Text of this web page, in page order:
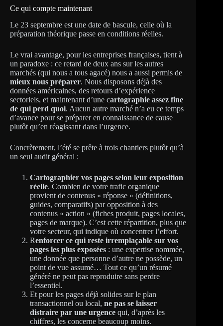
Ce qui compte maintenant
Le 23 septembre est une date de bascule, celle où la
préparation théorique passe en conditions réelles.
Le vrai avantage, pour les entreprises françaises, tient à
un paradoxe : ce retard de deux ans sur les autres
marchés (qui nous a tous agacé) nous a aussi permis de
mieux nous préparer. Nous disposons déjà des
données américaines, des retours d’expérience
sectoriels, et maintenant d’une cartographie assez fine
de qui perd quoi. Aucun autre marché n’a eu ce temps
d’avance pour se préparer en connaissance de cause
plutôt qu’en réagissant dans l’urgence.
Concrètement, l’été se prête à trois chantiers plutôt qu’à
un seul audit général :
Cartographier vos pages selon leur exposition
réelle. Combien de votre trafic organique
provient de contenus « réponse » (définitions,
guides, comparatifs) par opposition à des
contenus « action » (fiches produit, pages locales,
pages de marque). C’est cette répartition, plus que
votre secteur, qui indique où concentrer l’effort.
Renforcer ce qui reste irremplaçable sur vos
pages les plus exposées : une expertise nommée,
une donnée que personne d’autre ne possède, un
point de vue assumé… Tout ce qu’un résumé
généré ne peut pas reproduire sans perdre
l’essentiel.
Et pour les pages déjà solides sur le plan
transactionnel ou local, ne pas se laisser
distraire par une urgence qui, d’après les
chiffres, les concerne beaucoup moins.